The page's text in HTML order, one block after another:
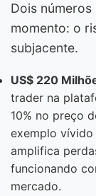
Dois
momento: o
subjacente.
US$ 220
trader na
10% no preço
exemplo vívido
amplifica
funcionando
mercado.